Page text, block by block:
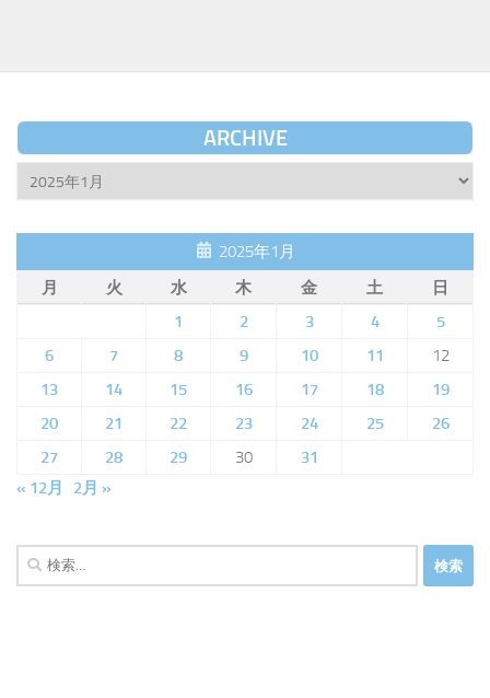
ARCHIVE
Archive
2025年1月
月
火 水 木 金 土
日
1
2 3 4
5
6
7 8 9 10 11
12
13
14 15 16 17 18
19
20
21 22 23 24 25
26
27
28 29 30
31
« 12月
2月 »
検
索: